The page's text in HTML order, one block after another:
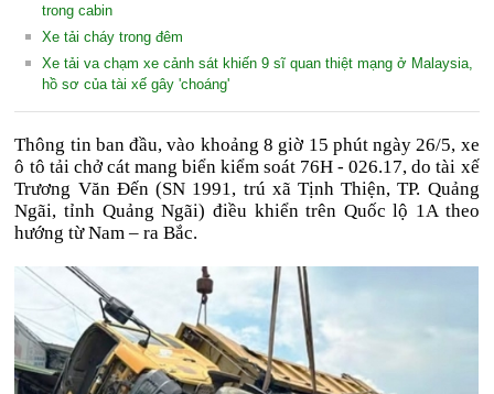
trong cabin
Xe tải cháy trong đêm
Xe tải va chạm xe cảnh sát khiến 9 sĩ quan thiệt mạng ở Malaysia,
hồ sơ của tài xế gây 'choáng'
Thông tin ban đầu, vào khoảng 8 giờ 15 phút ngày 26/5, xe
ô tô tải chở cát mang biển kiểm soát 76H - 026.17, do tài xế
Trương Văn Đến (SN 1991, trú xã Tịnh Thiện, TP. Quảng
Ngãi, tỉnh Quảng Ngãi) điều khiển trên Quốc lộ 1A theo
hướng từ Nam – ra Bắc.